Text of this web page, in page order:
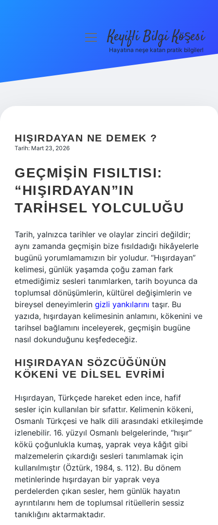
Hakkımızda
menüyüKeyifli Bilgi Köşesi
Hayatına neşe katan pratik bilgiler!
HIŞIRDAYAN NE DEMEK ?
Tarih: Mart 23, 2026
GEÇMIŞIN FISILTISI:
“HIŞIRDAYAN”IN
TARIHSEL YOLCULUĞU
Tarih, yalnızca tarihler ve olaylar zinciri değildir;
aynı zamanda geçmişin bize fısıldadığı hikâyelerle
bugünü yorumlamamızın bir yoludur. “Hışırdayan”
kelimesi, günlük yaşamda çoğu zaman fark
etmediğimiz sesleri tanımlarken, tarih boyunca da
toplumsal dönüşümlerin, kültürel değişimlerin ve
bireysel deneyimlerin gizli yankılarını taşır. Bu
yazıda, hışırdayan kelimesinin anlamını, kökenini ve
tarihsel bağlamını inceleyerek, geçmişin bugüne
nasıl dokunduğunu keşfedeceğiz.
HIŞIRDAYAN SÖZCÜĞÜNÜN
KÖKENI VE DILSEL EVRIMI
Hışırdayan, Türkçede hareket eden ince, hafif
sesler için kullanılan bir sıfattır. Kelimenin kökeni,
Osmanlı Türkçesi ve halk dili arasındaki etkileşimde
izlenebilir. 16. yüzyıl Osmanlı belgelerinde, “hışır”
kökü çoğunlukla kumaş, yaprak veya kâğıt gibi
malzemelerin çıkardığı sesleri tanımlamak için
kullanılmıştır (Öztürk, 1984, s. 112). Bu dönem
metinlerinde hışırdayan bir yaprak veya
perdelerden çıkan sesler, hem günlük hayatın
ayrıntılarını hem de toplumsal ritüellerin sessiz
tanıklığını aktarmaktadır.